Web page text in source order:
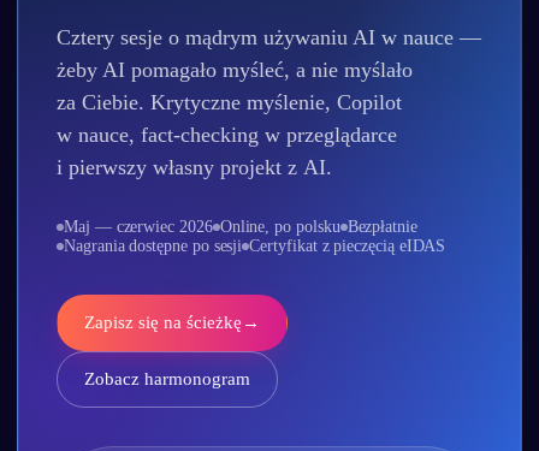
Cztery sesje o mądrym używaniu AI w nauce —
żeby AI pomagało myśleć, a nie myślało
za Ciebie. Krytyczne myślenie, Copilot
w nauce, fact‑checking w przeglądarce
i pierwszy własny projekt z AI.
Maj — czerwiec 2026 Online, po polsku Bezpłatnie
Nagrania dostępne po sesji Certyfikat z pieczęcią eIDAS
Zapisz się na ścieżkę →
Zobacz harmonogram